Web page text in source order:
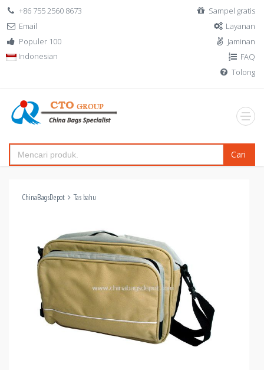
+86 755 2560 8673
Email
Populer 100
Indonesian
Sampel gratis
Layanan
Jaminan
FAQ
Tolong
Cari
ChinaBagsDepot Tas bahu